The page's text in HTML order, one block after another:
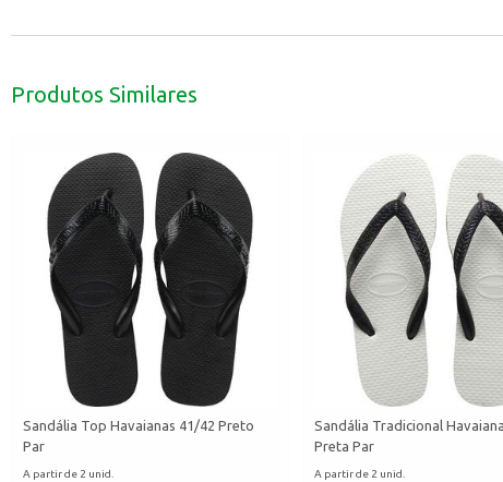
Produtos Similares
Sandália Top Havaianas 41/42 Preto
Par
A partir de 2 unid.
Sandália Tradicional
Preta Par
A partir de 2 unid.